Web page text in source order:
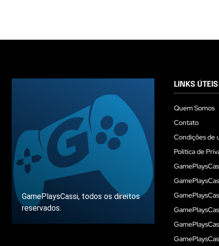
GamePlaysCassi, todos os direitos
reservados.
LINKS ÚTEIS
Quem Somos
Contato
Condições de
Política de